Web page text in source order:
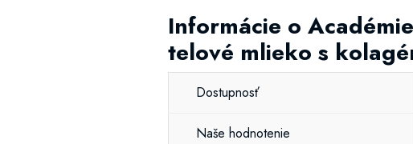
Informácie o
telové mlieko s
Dostupnosť
Naše hodnotenie